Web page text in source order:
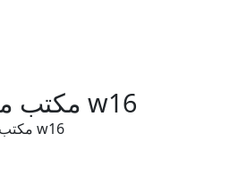
مكتب مقاس 180سم w16
مكتب مقاس 180سم w16